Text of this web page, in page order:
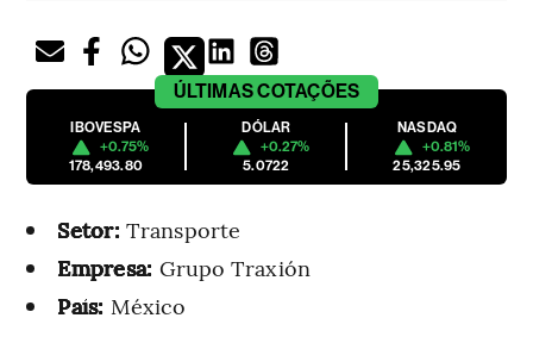
ÚLTIMASCOTAÇÕES
IBOVESPA
+0.75%
178,493.80
DÓLAR
+0.27%
5.0722
NASDAQ
+0.81%
25,325.95
Setor:Transporte
Empresa: Grupo Traxión
País: México